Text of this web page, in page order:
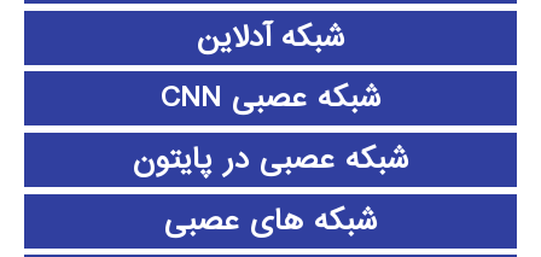
شبکه آدلاین
شبکه عصبی CNN
شبکه عصبی در پایتون
شبکه های عصبی